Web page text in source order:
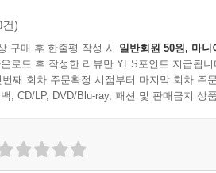
건)
구매 후 한줄평 작성 시 일반회원 50원, 마니
로드 후 작성한 리뷰만 YES포인트 지급됩니
번째 회차 주문확정 시점부터 마지막 회차 주
, CD/LP, DVD/Blu-ray, 패션 및 판매금지 상